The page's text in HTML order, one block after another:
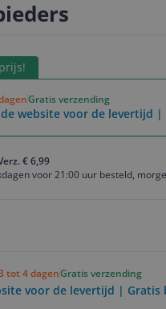
Gratis verzending
de website voor de levertijd |
€ 6,99
voor 21:00 uur besteld,
tot 4 dagenGratis verzending
voor de levertijd | Gratis